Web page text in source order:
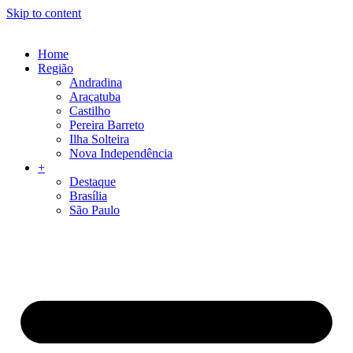
Skip to content
Home
Região
Andradina
Araçatuba
Castilho
Pereira Barreto
Ilha Solteira
Nova Independência
+
Destaque
Brasília
São Paulo